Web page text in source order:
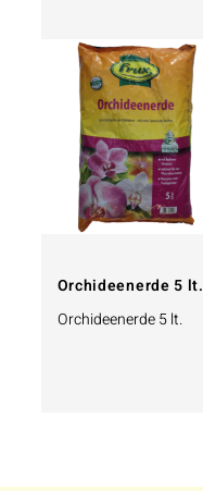
Orchideenerde 5 lt.
Orchideenerde 5 lt.